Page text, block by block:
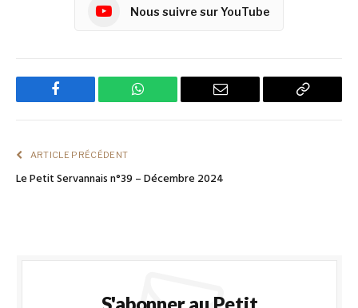
Nous suivre sur YouTube
Facebook WhatsApp Email
Copy
ARTICLE PRÉCÉDENT
Le Petit Servannais n°39 – Décembre 2024